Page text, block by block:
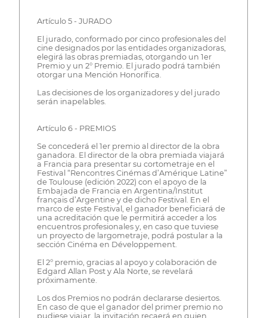
Artículo 5 - JURADO
El jurado, conformado por cinco profesionales del
cine designados por las entidades organizadoras,
elegirá las obras premiadas, otorgando un 1er
Premio y un 2° Premio. El jurado podrá también
otorgar una Mención Honorífica.
Las decisiones de los organizadores y del jurado
serán inapelables.
Artículo 6 - PREMIOS
Se concederá el 1er premio al director de la obra
ganadora. El director de la obra premiada viajará
a Francia para presentar su cortometraje en el
Festival “Rencontres Cinémas d’Amérique Latine”
de Toulouse (edición 2022) con el apoyo de la
Embajada de Francia en Argentina/Institut
français d’Argentine y de dicho Festival. En el
marco de este Festival, el ganador beneficiará de
una acreditación que le permitirá acceder a los
encuentros profesionales y, en caso que tuviese
un proyecto de largometraje, podrá postular a la
sección Cinéma en Développement.
El 2° premio, gracias al apoyo y colaboración de
Edgard Allan Post y Ala Norte, se revelará
próximamente.
Los dos Premios no podrán declararse desiertos.
En caso de que el ganador del primer premio no
pudiese viajar, la invitación recaerá en quien